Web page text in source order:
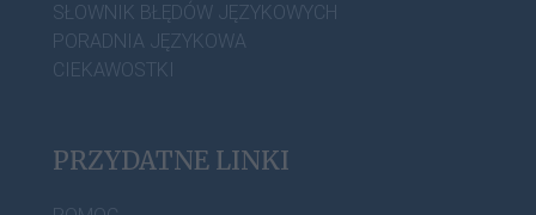
SŁOWNIK BŁĘDÓW JĘZYKOWYCH
PORADNIA JĘZYKOWA
CIEKAWOSTKI
PRZYDATNE LINKI